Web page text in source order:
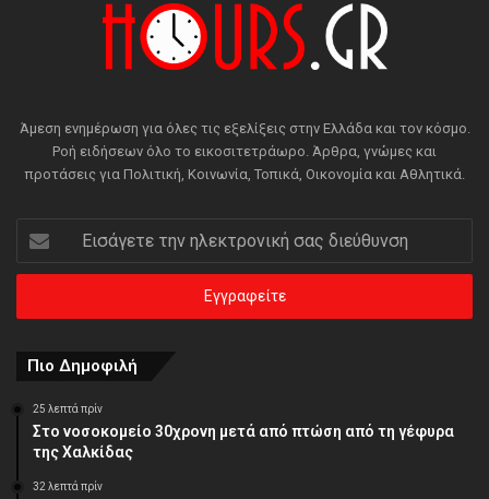
Άμεση ενημέρωση για όλες τις εξελίξεις στην Ελλάδα και τον κόσμο.
Ροή ειδήσεων όλο το εικοσιτετράωρο. Άρθρα, γνώμες και
προτάσεις για Πολιτική, Κοινωνία, Τοπικά, Οικονομία και Αθλητικά.
Εισάγετε
την
ηλεκτρονική
διεύθυνση
Πιο Δημοφιλή
25 λεπτά πρίν
Στο νοσοκομείο 30χρονη μετά από πτώση από τη γέφυρα
της Χαλκίδας
32 λεπτά πρίν